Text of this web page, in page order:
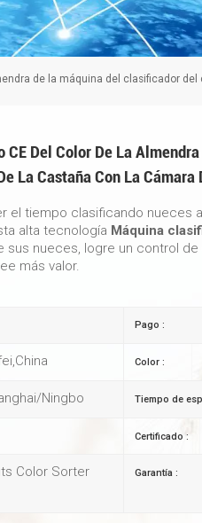
de la máquina del clasificador
Del Color De La
La Castaña Con La Cámara
el tiempo clasificando nueces
alta tecnología Máquina
sus nueces, logre un control
más valor.
Pago :
Color :
Ningbo Tiempo de
Certificado :
Color Sorter
Garantía :